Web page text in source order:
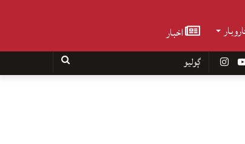
اخبار
InstagramYouTube